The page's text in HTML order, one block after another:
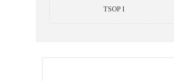
TSOP I